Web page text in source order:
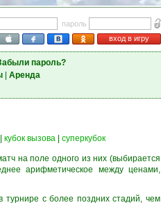
пароль
вход в игру
пароль?
| Аренда
кубок вызова суперкубок
на поле одного из них (выбирается
арифметическое между ценами,
турнире с более поздних стадий, чем